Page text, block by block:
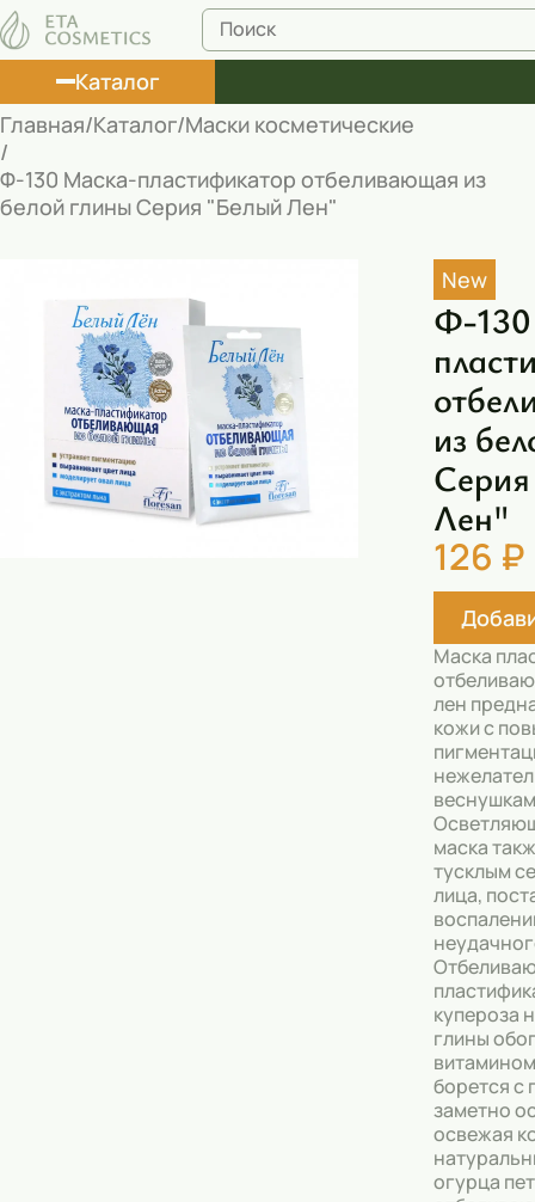
Каталог
Лосьоны
Туши
Маски косметические
Муссы
Масла
Пена для ванны
Румяна
Главная Каталог Маски косметические
Ф-130 Маска-пластификатор отбеливающая из
белой глины Серия "Белый Лен"
New
Ф-
из
Лен"
126 ₽
Маска
лен
кожи с
маска
тусклым
лица,
купероза
глины
борется с
заметно
освежая
огурца